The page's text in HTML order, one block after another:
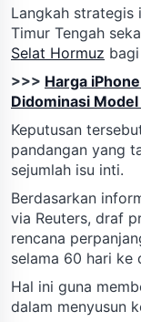
Langkah strategis
Timur Tengah
Selat Hormuz
>>> Harga
Didominasi Model
Keputusan
pandangan yang
sejumlah isu inti.
Berdasarkan
via Reuters, draf
rencana
selama 60 hari ke
Hal ini guna
dalam menyusun